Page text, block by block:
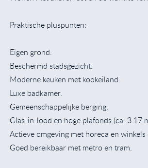
Praktische pluspunten:
Eigen grond.
Beschermd stadsgezicht.
Moderne keuken met kookeiland.
Luxe badkamer.
Gemeenschappelijke berging.
Glas-in-lood en hoge plafonds (ca. 3.17
Actieve omgeving met horeca en
Goed bereikbaar met metro en tram.